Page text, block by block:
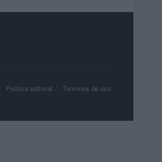
Política editorial Términos de uso